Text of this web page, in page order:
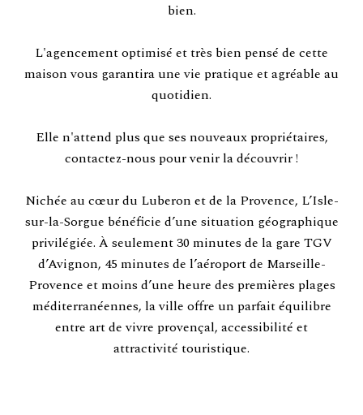
bien.
L'agencement optimisé et très bien pensé de cette
maison vous garantira une vie pratique et agréable au
quotidien.
Elle n'attend plus que ses nouveaux propriétaires,
contactez-nous pour venir la découvrir !
Nichée au cœur du Luberon et de la Provence, L’Isle-
sur-la-Sorgue bénéficie d’une situation géographique
privilégiée. À seulement 30 minutes de la gare TGV
d’Avignon, 45 minutes de l’aéroport de Marseille-
Provence et moins d’une heure des premières plages
méditerranéennes, la ville offre un parfait équilibre
entre art de vivre provençal, accessibilité et
attractivité touristique.